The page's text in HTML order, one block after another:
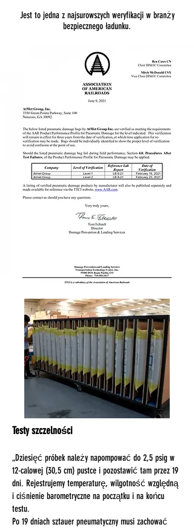
Jest to jedna z najsurowszych weryfikacji w branży
bezpiecznego ładunku.
Testy szczelności
„Dziesięć próbek należy napompować do 2,5 psig w
12-calowej (30,5 cm) pustce i pozostawić tam przez 19
dni. Rejestrujemy temperaturę, wilgotność względną
i ciśnienie barometryczne na początku i na końcu
testu.
Po 19 dniach sztauer pneumatyczny musi zachować